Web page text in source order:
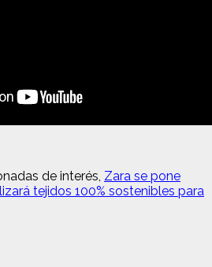
de interés, Zara se pone
tejidos 100% sostenibles para